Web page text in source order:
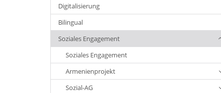
Digitalisierung
Bilingual
Soziales Engagement
Soziales Engagement
Armenienprojekt
Sozial-AG